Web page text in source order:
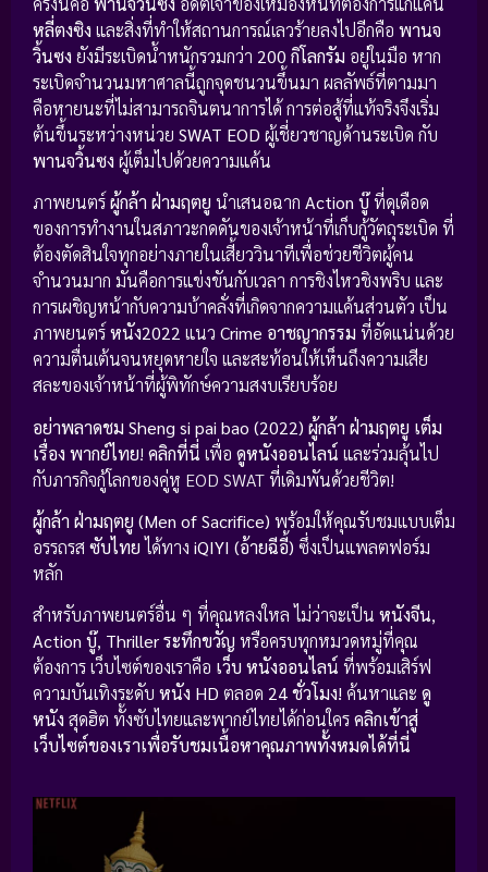
หลี่ตงซิง และสิ่งที่ทำให้สถานการณ์เลวร้ายลงไปอีกคือ พานจ
วิ้นซง ยังมีระเบิดน้ำหนักรวมกว่า 200 กิโลกรัม อยู่ในมือ หาก
ระเบิดจำนวนมหาศาลนี้ถูกจุดชนวนขึ้นมา ผลลัพธ์ที่ตามมา
คือหายนะที่ไม่สามารถจินตนาการได้ การต่อสู้ที่แท้จริงจึงเริ่ม
ต้นขึ้นระหว่างหน่วย SWAT EOD ผู้เชี่ยวชาญด้านระเบิด กับ
พานจวิ้นซง ผู้เต็มไปด้วยความแค้น
ภาพยนตร์ผู้กล้า ฝ่ามฤตยู นำเสนอฉาก Action บู๊ที่ดุเดือด
ของการทำงานในสภาวะกดดันของเจ้าหน้าที่เก็บกู้วัตถุระเบิด ที่
ต้องตัดสินใจทุกอย่างภายในเสี้ยววินาทีเพื่อช่วยชีวิตผู้คน
จำนวนมาก มันคือการแข่งขันกับเวลา การชิงไหวชิงพริบ และ
การเผชิญหน้ากับความบ้าคลั่งที่เกิดจากความแค้นส่วนตัว เป็น
ภาพยนตร์หนัง2022 แนว Crime อาชญากรรม ที่อัดแน่นด้วย
ความตื่นเต้นจนหยุดหายใจ และสะท้อนให้เห็นถึงความเสีย
สละของเจ้าหน้าที่ผู้พิทักษ์ความสงบเรียบร้อย
อย่าพลาดชม Sheng si pai bao (2022) ผู้กล้า ฝ่ามฤตยู เต็ม
เรื่อง พากย์ไทย! คลิกที่นี่ เพื่อ ดูหนังออนไลน์ และร่วมลุ้นไป
กับภารกิจกู้โลกของคู่หู EOD SWAT ที่เดิมพันด้วยชีวิต!
ผู้กล้า ฝ่ามฤตยู (Men of Sacrifice) พร้อมให้คุณรับชมแบบเต็ม
อรรถรสซับไทยได้ทาง iQIYI (อ้ายฉีอี้) ซึ่งเป็นแพลตฟอร์ม
หลัก
สำหรับภาพยนตร์อื่น ๆ ที่คุณหลงใหล ไม่ว่าจะเป็น หนังจีน,
Action บู๊, Thriller ระทึกขวัญ หรือครบทุกหมวดหมู่ที่คุณ
ต้องการ เว็บไซต์ของเราคือ เว็บ หนังออนไลน์ ที่พร้อมเสิร์ฟ
ความบันเทิงระดับ หนัง HD ตลอด 24 ชั่วโมง! ค้นหาและ ดู
หนัง สุดฮิต ทั้งซับไทยและพากย์ไทยได้ก่อนใครคลิกเข้าสู่
เว็บไซต์ของเราเพื่อรับชมเนื้อหาคุณภาพทั้งหมดได้ที่นี่